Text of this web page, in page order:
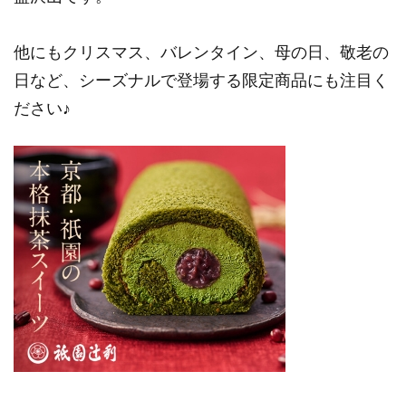
他にもクリスマス、バレンタイン、母の日、敬老の
日など、シーズナルで登場する限定商品にも注目く
ださい♪